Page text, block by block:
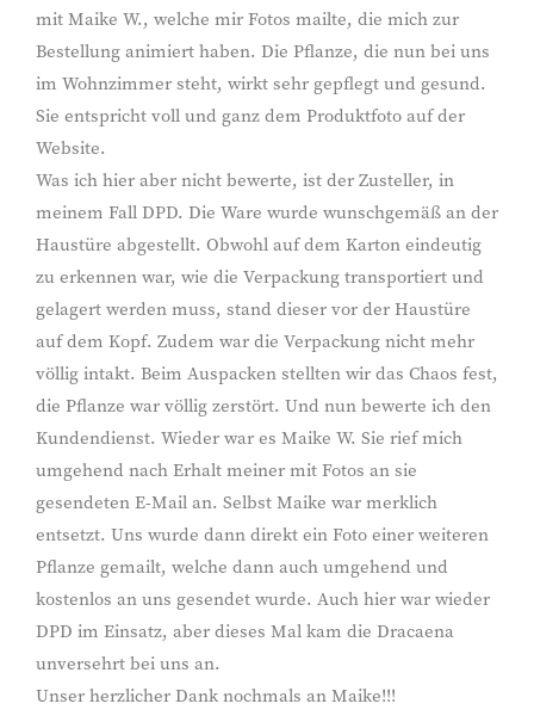
mit Maike W., welche mir Fotos mailte, die mich zur
Bestellung animiert haben. Die Pflanze, die nun bei uns
im Wohnzimmer steht, wirkt sehr gepflegt und gesund.
Sie entspricht voll und ganz dem Produktfoto auf der
Website.
Was ich hier aber nicht bewerte, ist der Zusteller, in
meinem Fall DPD. Die Ware wurde wunschgemäß an der
Haustüre abgestellt. Obwohl auf dem Karton eindeutig
zu erkennen war, wie die Verpackung transportiert und
gelagert werden muss, stand dieser vor der Haustüre
auf dem Kopf. Zudem war die Verpackung nicht mehr
völlig intakt. Beim Auspacken stellten wir das Chaos fest,
die Pflanze war völlig zerstört. Und nun bewerte ich den
Kundendienst. Wieder war es Maike W. Sie rief mich
umgehend nach Erhalt meiner mit Fotos an sie
gesendeten E-Mail an. Selbst Maike war merklich
entsetzt. Uns wurde dann direkt ein Foto einer weiteren
Pflanze gemailt, welche dann auch umgehend und
kostenlos an uns gesendet wurde. Auch hier war wieder
DPD im Einsatz, aber dieses Mal kam die Dracaena
unversehrt bei uns an.
Unser herzlicher Dank nochmals an Maike!!!